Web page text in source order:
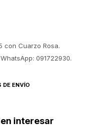
con Cuarzo Rosa.
091722930.
DE ENVÍO
interesar